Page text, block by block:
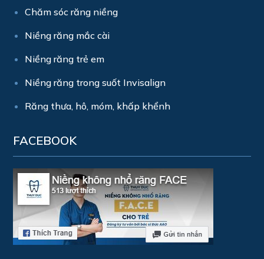
Chăm sóc răng niềng
Niềng răng mắc cài
Niềng răng trẻ em
Niềng răng trong suốt Invisalign
Răng thưa, hô, móm, khấp khểnh
FACEBOOK